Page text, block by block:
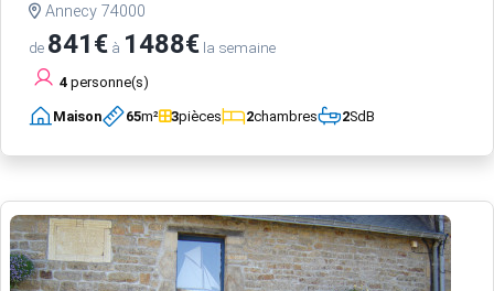
Annecy 74000
de 841€ à 1488€ la semaine
4 personne(s)
Maison 65m² 3pièces 2chambres 2SdB